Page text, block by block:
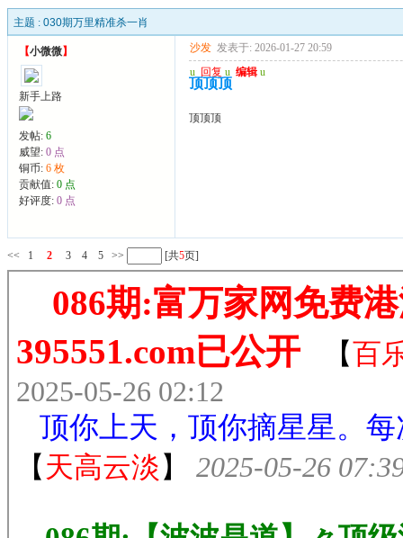
主题 : 030期万里精准杀一肖
【小微微】
新手上路
发帖: 6
威望: 0 点
铜币: 6 枚
贡献值: 0 点
好评度: 0 点
沙发 发表于: 2026-01-27 20:59
u 回复 u 编辑 u
顶顶顶
顶顶顶
<< 1 2 3 4 5 >> [共5页]